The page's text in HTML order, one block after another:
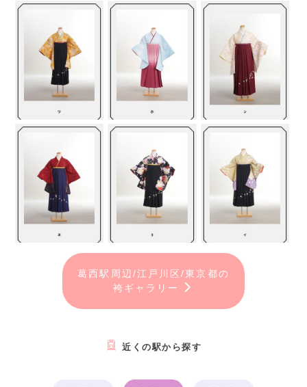
葛西駅周辺/江戸川区/東京都の
袴ギャラリー
近くの駅から探す